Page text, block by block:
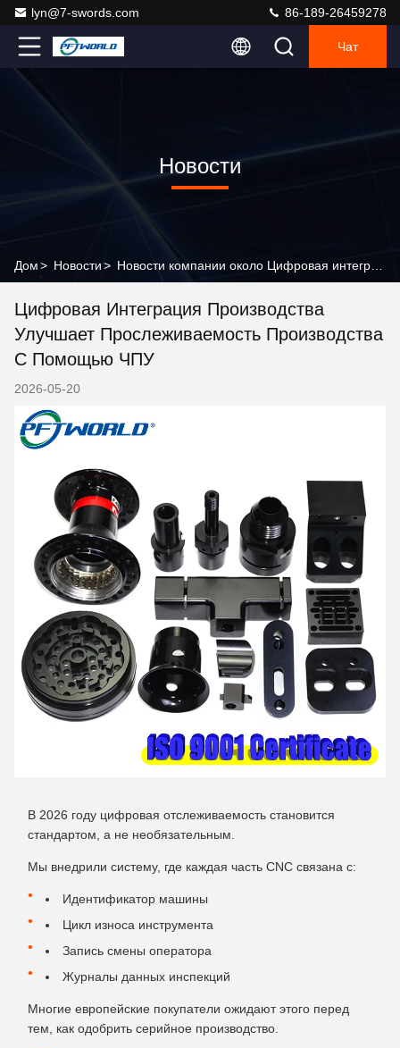
lyn@7-swords.com 86-189-26459278
Чат
Новости
Дом> Новости>
Цифровая Интеграция Производства
Улучшает Прослеживаемость Производства
С Помощью ЧПУ
2026-05-20
В 2026 году цифровая отслеживаемость становится
стандартом, а не необязательным.
Мы внедрили систему, где каждая часть CNC связана с:
Идентификатор машины
Цикл износа инструмента
Запись смены оператора
Журналы данных инспекций
Многие европейские покупатели ожидают этого перед
тем, как одобрить серийное производство.